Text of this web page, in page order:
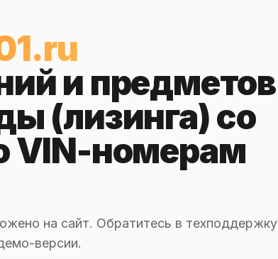
и предметов
(лизинга) со
VIN-номерам
на сайт. Обратитесь в техподдержку
версии.